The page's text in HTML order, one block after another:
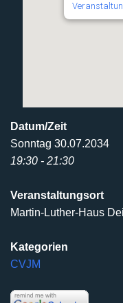
Datum/Zeit
Sonntag 30.07.2034
19:30 - 21:30
Veranstaltungsort
Martin-Luther-Haus
Kategorien
CVJM